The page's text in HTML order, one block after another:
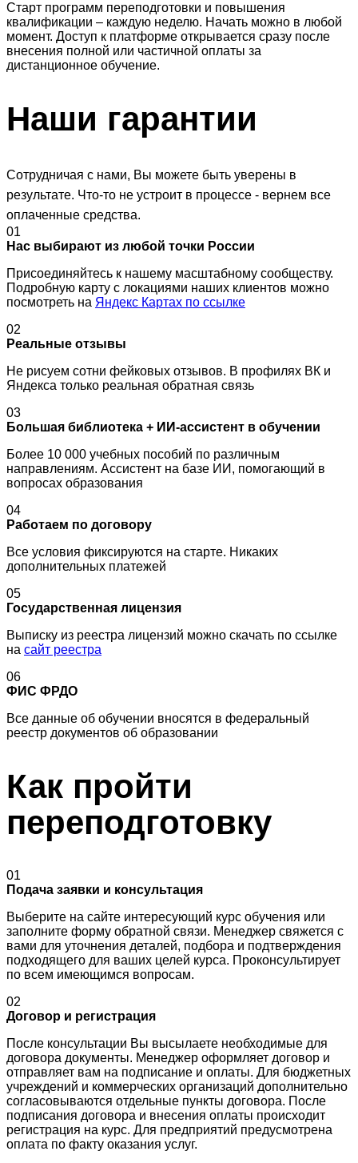
Старт программ переподготовки и повышения
квалификации – каждую неделю. Начать можно в любой
момент. Доступ к платформе открывается сразу после
внесения полной или частичной оплаты за
дистанционное обучение.
Наши гарантии
Сотрудничая с нами, Вы можете быть уверены в
результате. Что-то не устроит в процессе - вернем все
оплаченные средства.
01
Нас выбирают из любой точки России
Присоединяйтесь к нашему масштабному сообществу.
Подробную карту с локациями наших клиентов можно
посмотреть на Яндекс Картах по ссылке
02
Реальные отзывы
Не рисуем сотни фейковых отзывов. В профилях ВК и
Яндекса только реальная обратная связь
03
Большая библиотека + ИИ-ассистент в обучении
Более 10 000 учебных пособий по различным
направлениям. Ассистент на базе ИИ, помогающий в
вопросах образования
04
Работаем по договору
Все условия фиксируются на старте. Никаких
дополнительных платежей
05
Государственная лицензия
Выписку из реестра лицензий можно скачать по ссылке
на сайт реестра
06
ФИС ФРДО
Все данные об обучении вносятся в федеральный
реестр документов об образовании
Как пройти
переподготовку
01
Подача заявки и консультация
Выберите на сайте интересующий курс обучения или
заполните форму обратной связи. Менеджер свяжется с
вами для уточнения деталей, подбора и подтверждения
подходящего для ваших целей курса. Проконсультирует
по всем имеющимся вопросам.
02
Договор и регистрация
После консультации Вы высылаете необходимые для
договора документы. Менеджер оформляет договор и
отправляет вам на подписание и оплаты. Для бюджетных
учреждений и коммерческих организаций дополнительно
согласовываются отдельные пункты договора. После
подписания договора и внесения оплаты происходит
регистрация на курс. Для предприятий предусмотрена
оплата по факту оказания услуг.